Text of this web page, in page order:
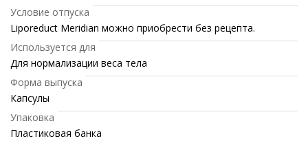
Условие отпуска
Liporeduct Meridian можно приобрести без рецепта.
Используется для
Для нормализации веса тела
Форма выпуска
Капсулы
Упаковка
Пластиковая банка